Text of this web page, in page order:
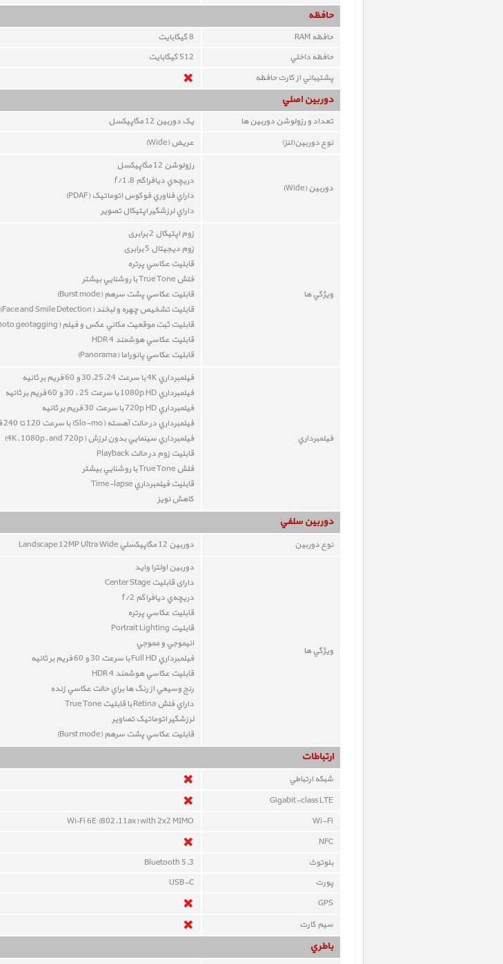
حافظه
حافظه RAM
8 گيگابايت
حافظه داخلي
512 گیگابایت
پشتيباني از کارت حافظه
دوربين اصلي
تعداد و رزولوشن دوربين ها
یک دوربين 12 مگاپيکسل
نوع دوربين(لنز)
عريض (Wide)
دوربين (Wide)
رزولوشن 12 مگاپيکسل
دريچه‌ي ديافراگم f/1.8
داراي فناوري فوکوس اتوماتيک (PDAF)
دارايلرزشگير اپتيکال تصوير
ويژگي ها
زوم اپتیکال 2 برابری
زوم دیجیتال 5 برابری
قابليت عکاسي پرتره
فلش True Tone با روشنايي بيشتر
قابليت عکاسي پشت سرهم (Burst mode)
قابليت تشخيص چهره و لبخند(
Face and Smile Detection
)
قابليت ثبت موقعيت مکاني عکس و فيلم (Photo geotagging)
قابليت عکاسي هوشمند HDR 4
قابليت عکاسي پانوراما (Panorama)
فيلمبرداري
فيلمبرداري 4K با سرعت 30،25،24 و 60 فريم بر ثانيه
فيلمبرداري 1080p HD با سرعت 25 ، 30 و 60 فريم بر ثانيه
فيلمبرداري 720p HD با سرعت 30 فريم بر ثانيه
فيلمبرداري در حالت آهسته (Slo-mo) با سرعت 120 تا 240 فريم بر ثانيه
فيلمبرداري سينمايي بدون لرزش (4K, 1080p, and 720p)
قابليت زوم در حالت Playback
فلش True Tone با روشنايي بيشتر
قابليت فيلمبرداري Time-lapse
کاهش نويز
دوربين سلفي
نوع دوربين دوربين 12 مگاپيکسلي Landscape 12MP Ultra Wide
ويژگي ها
دوربین اولترا واید
دارای قابلیت Center Stage
دريچه‌ي ديافراگم f/2
قابليت عکاسي پرتره
قابليت Portrait Lighting
انيموجي و مموجي
فيلمبرداري Full HD با سرعت 30 و 60 فريم بر ثانيه
قابليت عکاسي هوشمند HDR 4
رنج وسيعي از رنگ ها براي حالت عکاسي زنده
داراي فلش Retina با قابلیت True Tone
لرزشگير اتوماتيک تصاوير
قابليت عکاسي پشت سرهم (Burst mode)
ارتباطات
شبکه ارتباطي
Gigabit-class LTE
Wi-Fi
Wi‑Fi 6E (802.11ax) with 2x2 MIMO
NFC
بلوتوث
Bluetooth 5.3
پورت
USB-C
GPS
سيم کارت
باطري